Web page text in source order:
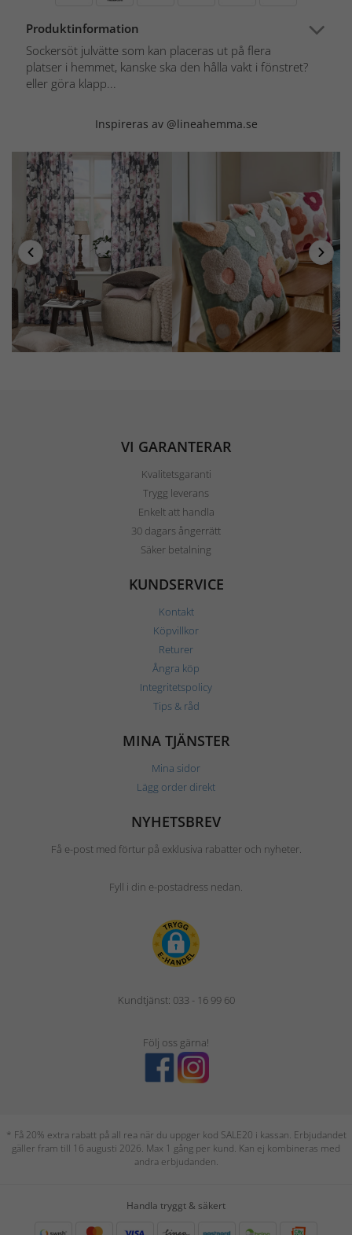
Produktinformation
Sockersöt julvätte som kan placeras ut på flera
platser i hemmet, kanske ska den hålla vakt i fönstret?
eller göra klapp...
Inspireras av @lineahemma.se
VI GARANTERAR
Kvalitetsgaranti
Trygg leverans
Enkelt att handla
30 dagars ångerrätt
Säker betalning
KUNDSERVICE
Kontakt
Köpvillkor
Returer
Ångra köp
Integritetspolicy
Tips & råd
MINA TJÄNSTER
Mina sidor
Lägg order direkt
NYHETSBREV
Få e-post med förtur på exklusiva rabatter och nyheter.
Fyll i din e-postadress nedan.
Kundtjänst: 033 - 16 99 60
Följ oss gärna!
* Få 20% extra rabatt på all rea när du uppger kod SALE20 i kassan. Erbjudandet
gäller fram till 16 augusti 2026. Max 1 gång per kund. Kan ej kombineras med
andra erbjudanden.
Handla tryggt & säkert